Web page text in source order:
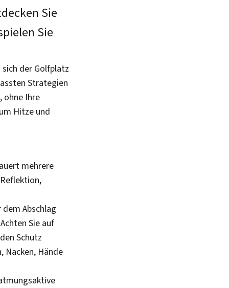
Sie
Sie
der Golfplatz
Strategien
ohne Ihre
Hitze und
mehrere
Abschlag
Sie auf
Schutz
Nacken, Hände